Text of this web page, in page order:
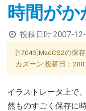
時間がか
投稿日時:2007-
[17043]MacCS2の保
カズーン 投稿日：
イラストレータ上で
然ものすごく保存に